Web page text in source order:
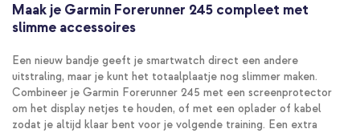
Maak je Garmin Forerunner 245 compleet met
slimme accessoires
Een nieuw bandje geeft je smartwatch direct een andere
uitstraling, maar je kunt het totaalplaatje nog slimmer maken.
Combineer je Garmin Forerunner 245 met een screenprotector
om het display netjes te houden, of met een oplader of kabel
zodat je altijd klaar bent voor je volgende training. Een extra